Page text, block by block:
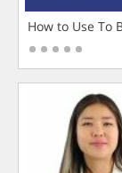
How to Use To